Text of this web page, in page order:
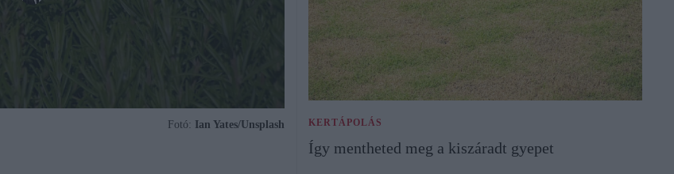
Fotó: Ian Yates/Unsplash KERTÁPOLÁS
Így mentheted meg a kiszáradt gyepet